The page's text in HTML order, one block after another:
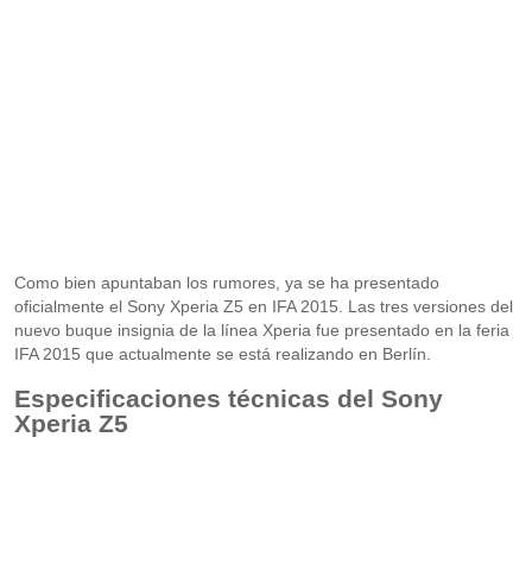
Como bien apuntaban los rumores, ya se ha presentado
oficialmente el Sony Xperia Z5 en IFA 2015. Las tres versiones del
nuevo buque insignia de la línea Xperia fue presentado en la feria
IFA 2015 que actualmente se está realizando en Berlín.
Especificaciones técnicas del Sony
Xperia Z5